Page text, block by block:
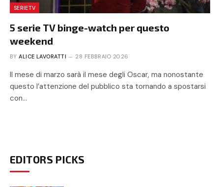
SERIETV
5 serie TV binge-watch per questo
weekend
BY ALICE LAVORATTI 28 FEBBRAIO 2026
Il mese di marzo sarà il mese degli Oscar, ma nonostante
questo l’attenzione del pubblico sta tornando a spostarsi
con…
EDITORS PICKS